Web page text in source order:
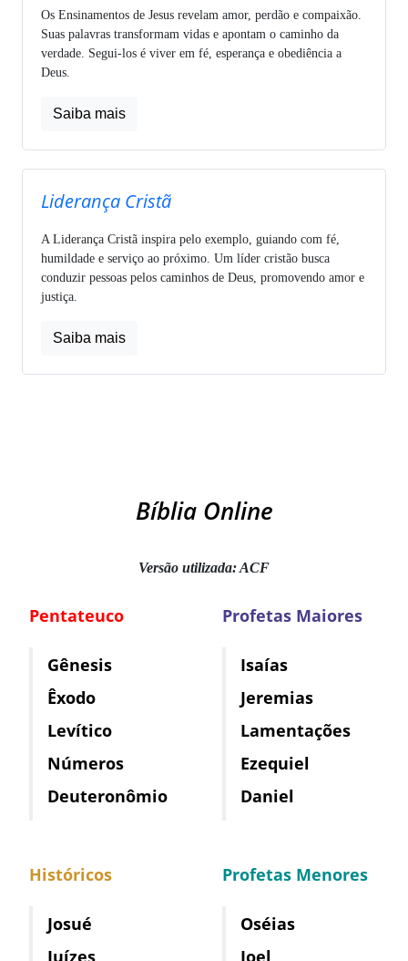
Os Ensinamentos de Jesus revelam amor, perdão e compaixão.
Suas palavras transformam vidas e apontam o caminho da
verdade. Segui-los é viver em fé, esperança e obediência a
Deus.
Saiba mais
Liderança Cristã
A Liderança Cristã inspira pelo exemplo, guiando com fé,
humildade e serviço ao próximo. Um líder cristão busca
conduzir pessoas pelos caminhos de Deus, promovendo amor e
justiça.
Saiba mais
Bíblia Online
Versão utilizada: ACF
Pentateuco
Gênesis
Êxodo
Levítico
Números
Deuteronômio
Históricos
Josué
Juízes
Profetas Maiores
Isaías
Jeremias
Lamentações
Ezequiel
Daniel
Profetas Menores
Oséias
Joel